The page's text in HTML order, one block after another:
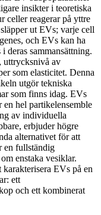
insikter i teoretiska
celler reagerar på yttre
ut EVs; varje cell
och EVs kan ha
deras sammansättning.
uttrycksnivå av
som elasticitet. Denna
utgör tekniska
som finns idag. EVs
en hel partikelensemble
av individuella
erbjuder högre
alternativet för att
en fullständig
enstaka vesiklar.
EVs på en
ett
och ett kombinerat